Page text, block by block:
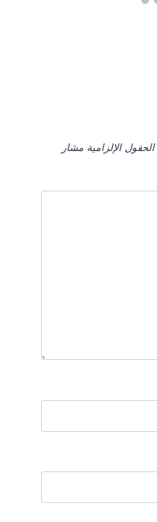
الحقول الإلزامية مشار